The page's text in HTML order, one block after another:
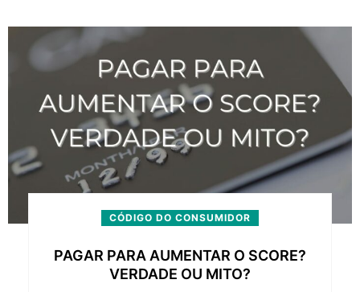
CÓDIGO DO CONSUMIDOR
PAGAR PARA AUMENTAR O SCORE?
VERDADE OU MITO?